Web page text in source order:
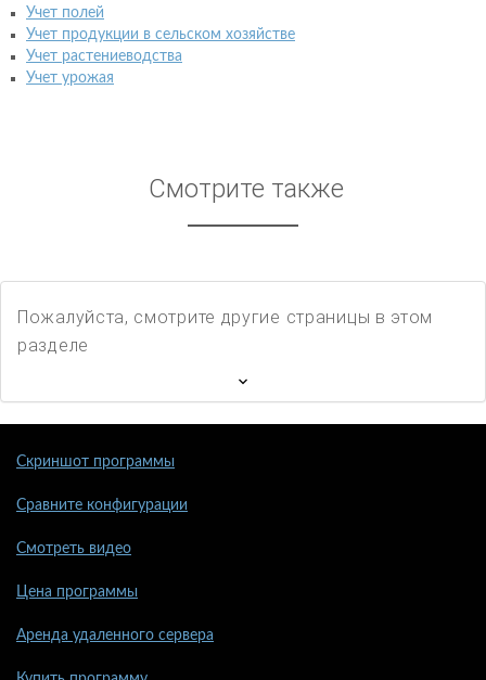
Учет полей
Учет продукции в сельском хозяйстве
Учет растениеводства
Учет урожая
Смотрите также
Пожалуйста, смотрите другие страницы в этом
разделе
Скриншот программы
Сравните конфигурации
Смотреть видео
Цена программы
Аренда удаленного сервера